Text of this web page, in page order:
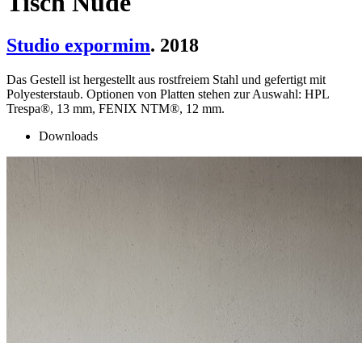
Studio expormim. 2018
Das Gestell ist hergestellt aus rostfreiem Stahl und gefertigt mit
Polyesterstaub. Optionen von Platten stehen zur Auswahl: HPL
Trespa®, 13 mm, FENIX NTM®, 12 mm.
Downloads